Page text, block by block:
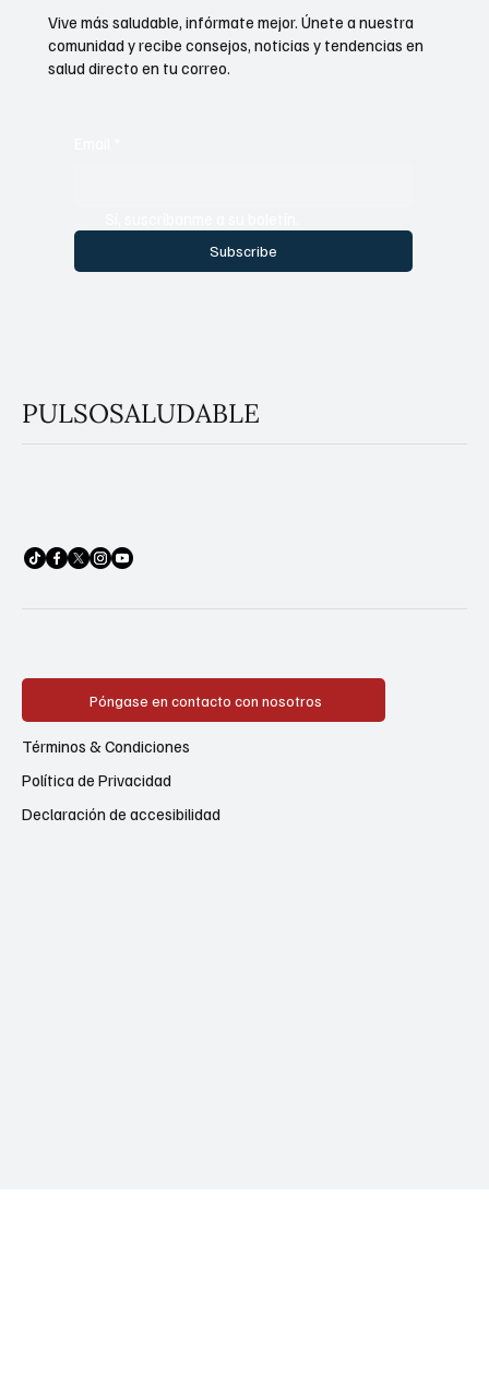
Subscribe
Vive más saludable, infórmate mejor. Únete a nuestra
comunidad y recibe consejos, noticias y tendencias en
salud directo en tu correo.
PULSOSALUDABLE
Póngase en contacto con nosotros
Política de Privacidad
Términos & Condiciones
Declaración de accesibilidad